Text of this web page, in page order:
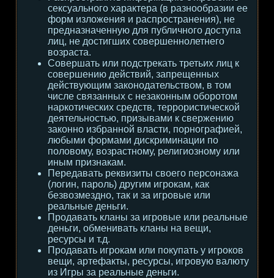
сексуального характера (в разнообразии ее
форм изложения и распространения), не
предназначенную для публичного доступа
лиц, не достигших совершеннолетнего
возраста.
Совершать или подстрекать третьих лиц к
совершению действий, запрещенных
действующим законодательством, в том
числе связанных с незаконным оборотом
наркотических средств, террористической
деятельностью, призывами к свержению
законно избранной власти, порнографией,
любыми формами дискриминации по
половому, возрастному, религиозному или
иным признакам.
Передавать реквизиты своего персонажа
(логин, пароль) другим игрокам, как
безвозмездно, так и за игровые или
реальные деньги.
Продавать кланы за игровые или реальные
деньги, обменивать кланы на вещи,
ресурсы и т.д.
Продавать игрокам или покупать у игроков
вещи, артефакты, ресурсы, игровую валюту
из Игры за реальные деньги.